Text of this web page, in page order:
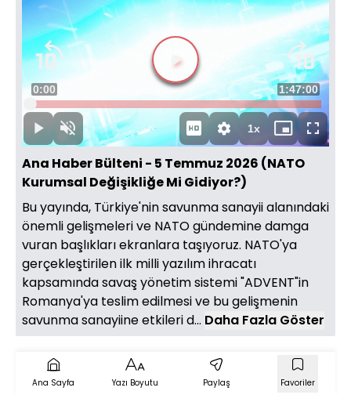
DuraklatSesi
Aç
Süre
0:00 Toplam
Süre
1:47:00
Yüklendi:
0.19%
1xOynatma
Hızı
Mini
oynatıcı
Tam
Ekran
Ana Haber Bülteni - 5 Temmuz 2026 (NATO
Kurumsal Değişikliğe Mi Gidiyor?)
Bu yayında, Türkiye'nin savunma sanayii alanındaki
önemli gelişmeleri ve NATO gündemine damga
vuran başlıkları ekranlara taşıyoruz. NATO'ya
gerçekleştirilen ilk milli yazılım ihracatı
kapsamında savaş yönetim sistemi "ADVENT"in
Romanya'ya teslim edilmesi ve bu gelişmenin
savunma sanayiine etkileri d... Daha Fazla Göster
Ana Sayfa Yazı Boyutu Paylaş Favoriler